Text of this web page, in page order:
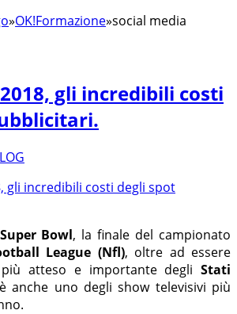
»OK!Formazione»social media
gli incredibili costi
Super Bowl, la finale del campionato
League (Nfl), oltre ad essere
atteso e importante degli Stati
anche uno degli show televisivi più